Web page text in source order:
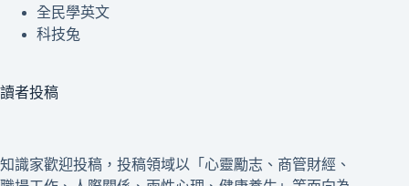
全民學英文
科技兔
讀者投稿
知識家歡迎投稿，投稿領域以「心靈勵志、商管財經、